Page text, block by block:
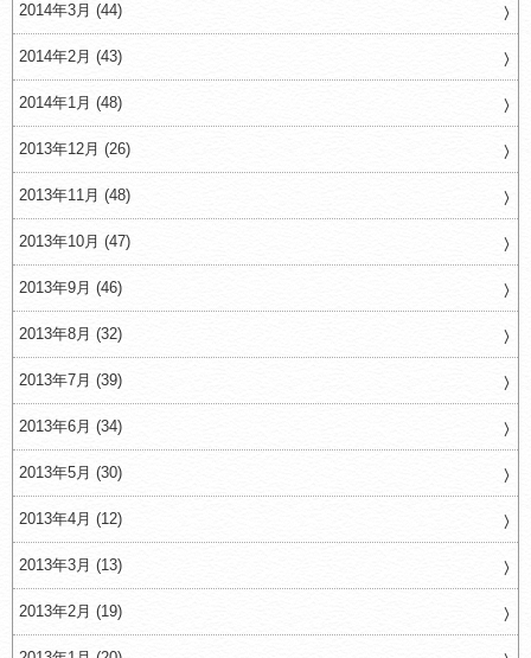
2014年3月 (44)
2014年2月 (43)
2014年1月 (48)
2013年12月 (26)
2013年11月 (48)
2013年10月 (47)
2013年9月 (46)
2013年8月 (32)
2013年7月 (39)
2013年6月 (34)
2013年5月 (30)
2013年4月 (12)
2013年3月 (13)
2013年2月 (19)